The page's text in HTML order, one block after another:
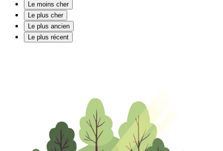
Le moins cher
Le plus cher
Le plus ancien
Le plus récent